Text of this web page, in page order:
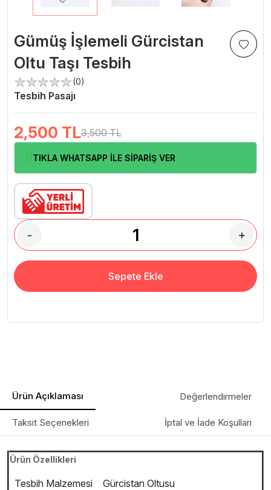
Gümüş İşlemeli Gürcistan
Oltu Taşı Tesbih
(0)
Tesbih Pasajı
2,500 TL3,500 TL
TIKLA WHATSAPP İLE SİPARİŞ VER
- +
Sepete Ekle
Ürün Açıklaması Değerlendirmeler
Taksit Seçenekleri İptal ve İade Koşulları
Ürün Özellikleri
Tesbih Malzemesi
Gürcistan Oltusu